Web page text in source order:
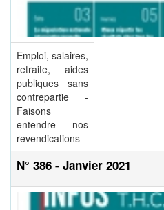
Emploi, salaires,
retraite, aides
publiques sans
contrepartie -
Faisons
entendre nos
revendications
N° 386 - Janvier 2021